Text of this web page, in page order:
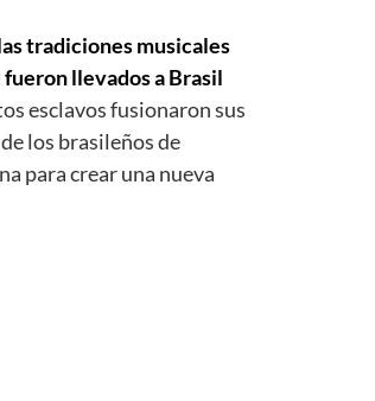
tradiciones musicales
llevados a Brasil
esclavos fusionaron sus
los brasileños de
para crear una nueva